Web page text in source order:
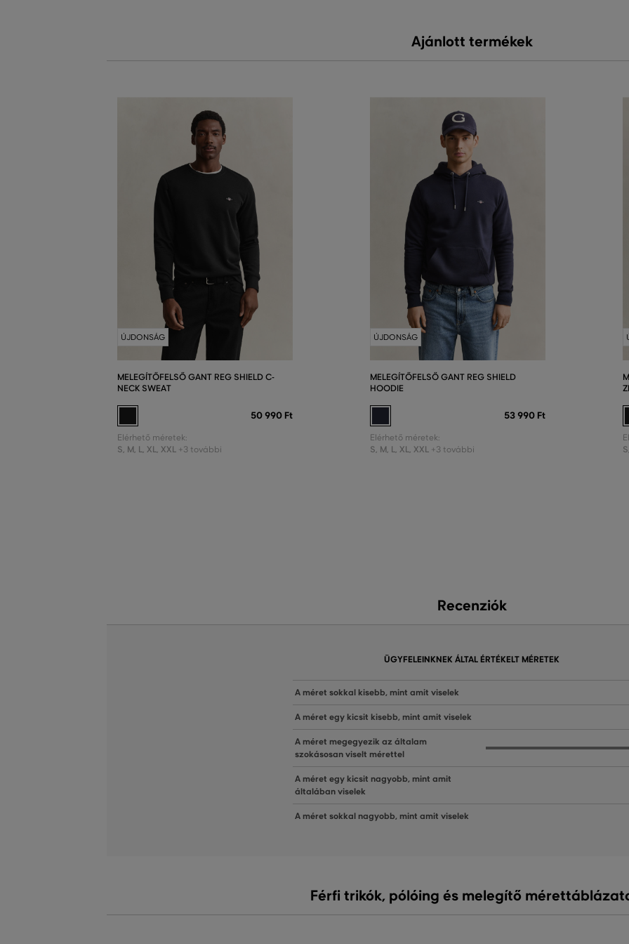
Ajánlott termékek
ÚJDONSÁG
MELEGÍTŐFELSŐ GANT REG SHIELD C-
NECK SWEAT
50 990 Ft
Elérhető méretek:
S, M, L, XL, XXL +3 további
ÚJDONSÁG
MELEGÍTŐFELSŐ GANT REG SHIELD
HOODIE
53 990 Ft
Elérhető méretek:
S, M, L, XL, XXL +3 további S
Recenziók
ÜGYFELEINKNEK ÁLTAL ÉRTÉKELT MÉRETEK
A méret sokkal kisebb, mint amit viselek
A méret egy kicsit kisebb, mint amit viselek
A méret megegyezik az általam
szokásosan viselt mérettel
A méret egy kicsit nagyobb, mint amit
általában viselek
A méret sokkal nagyobb, mint amit viselek
Férfi trikók, pólóing és melegítő